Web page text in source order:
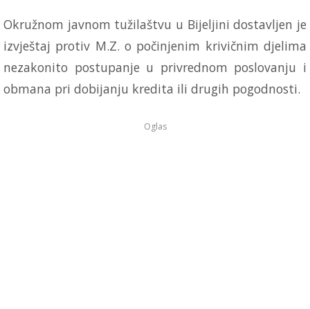
Okružnom javnom tužilaštvu u Bijeljini dostavljen je
izvještaj protiv M.Z. o počinjenim krivičnim djelima
nezakonito postupanje u privrednom poslovanju i
obmana pri dobijanju kredita ili drugih pogodnosti.
Oglas